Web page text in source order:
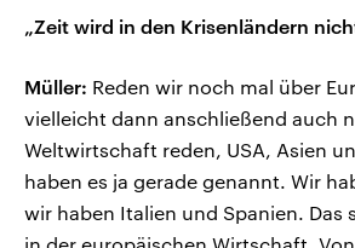
„Zeit wird in den Krisenländern
Müller: Reden wir noch mal über
vielleicht dann anschließend auch
Weltwirtschaft reden, USA, Asien
haben es ja gerade genannt. Wir
wir haben Italien und Spanien. Das